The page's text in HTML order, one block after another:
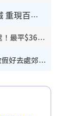
小熊維尼100週年快閃店登陸又一城 重現百畝森林經典場景／獨家限定盲盒登場／專屬DIY香水
唱K推介2026︱全港13大卡啦OK好去處！最平$36起 日文K都有！(附地址+收費詳情)
假日好去處｜2026放假去邊好？逾20放假好去處郊外/秘景 休閒半日或一日遊